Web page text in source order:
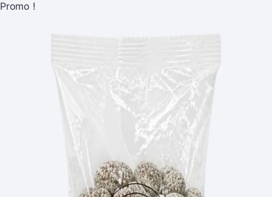
Promo !